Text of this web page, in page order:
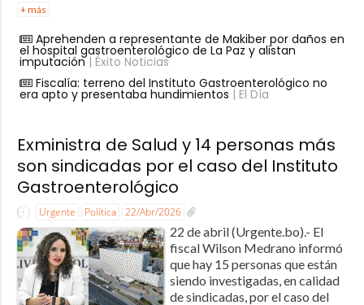
+ más
Aprehenden a representante de Makiber por daños en
el hospital gastroenterológico de La Paz y alistan
imputación| Éxito Noticias
Fiscalía: terreno del Instituto Gastroenterológico no
era apto y presentaba hundimientos | El Día
Exministra de Salud y 14 personas más
son sindicadas por el caso del Instituto
Gastroenterológico
Urgente Política 22/Abr/2026
22 de abril (Urgente.bo).- El
fiscal Wilson Medrano informó
que hay 15 personas que están
siendo investigadas, en calidad
de sindicadas, por el caso del